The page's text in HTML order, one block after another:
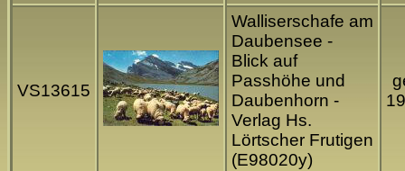
VS13615
Walliserschafe am
Daubensee -
Blick auf
Passhöhe und
Daubenhorn -
Verlag Hs.
Lörtscher Frutigen
(E98020y)